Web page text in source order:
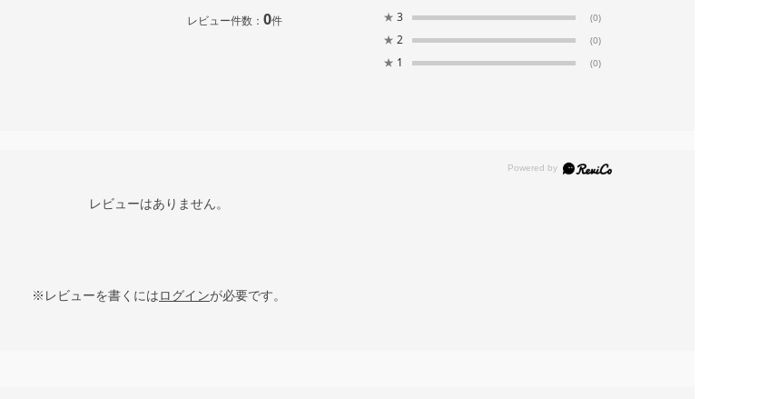
レビュー件数： 0件 ★ 3 (0)
★ 2 (0)
★ 1 (0)
レビューはありません。
※レビューを書くにはログインが必要です。